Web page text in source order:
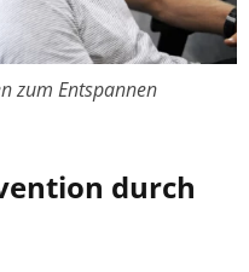
zum Entspannen
durch